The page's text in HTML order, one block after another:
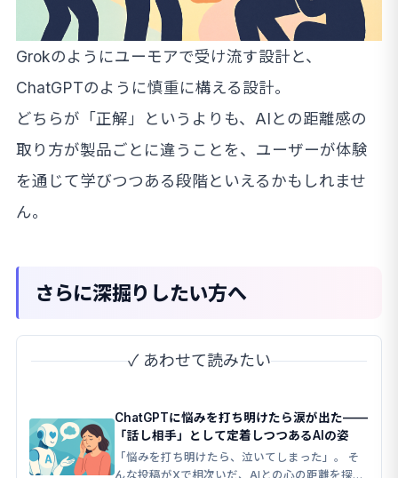
Grokのようにユーモアで受け流す設計と、
ChatGPTのように慎重に構える設計。
どちらが「正解」というよりも、AIとの距離感の
取り方が製品ごとに違うことを、ユーザーが体験
を通じて学びつつある段階といえるかもしれませ
ん。
さらに深掘りしたい方へ
✓ あわせて読みたい
ChatGPTに悩みを打ち明けたら涙が出た——
「話し相手」として定着しつつあるAIの姿
「悩みを打ち明けたら、泣いてしまった」。 そ
んな投稿がXで相次いだ、AIとの心の距離を探る